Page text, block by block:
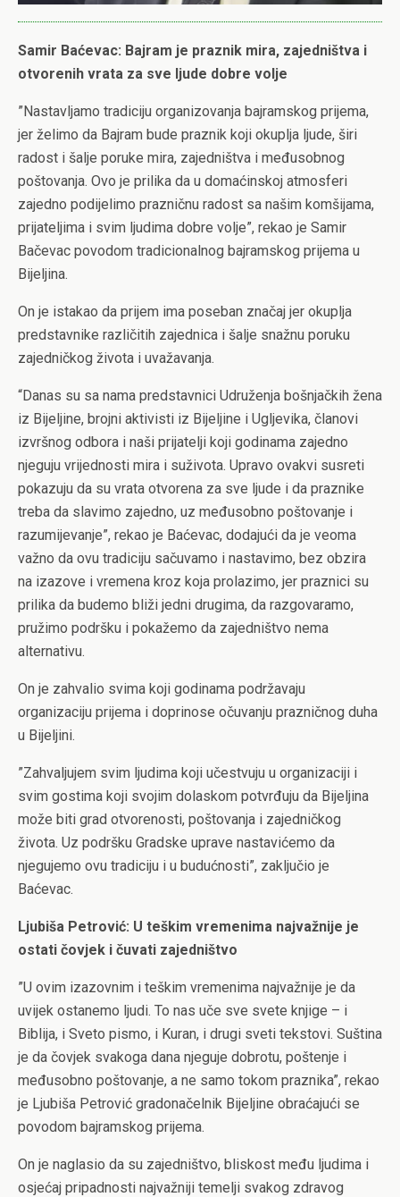
Samir Baćevac: Bajram je praznik mira, zajedništva i
otvorenih vrata za sve ljude dobre volje
”Nastavljamo tradiciju organizovanja bajramskog prijema,
jer želimo da Bajram bude praznik koji okuplja ljude, širi
radost i šalje poruke mira, zajedništva i međusobnog
poštovanja. Ovo je prilika da u domaćinskoj atmosferi
zajedno podijelimo prazničnu radost sa našim komšijama,
prijateljima i svim ljudima dobre volje”, rekao je Samir
Bačevac povodom tradicionalnog bajramskog prijema u
Bijeljina.
On je istakao da prijem ima poseban značaj jer okuplja
predstavnike različitih zajednica i šalje snažnu poruku
zajedničkog života i uvažavanja.
“Danas su sa nama predstavnici Udruženja bošnjačkih žena
iz Bijeljine, brojni aktivisti iz Bijeljine i Ugljevika, članovi
izvršnog odbora i naši prijatelji koji godinama zajedno
njeguju vrijednosti mira i suživota. Upravo ovakvi susreti
pokazuju da su vrata otvorena za sve ljude i da praznike
treba da slavimo zajedno, uz međusobno poštovanje i
razumijevanje”, rekao je Baćevac, dodajući da je veoma
važno da ovu tradiciju sačuvamo i nastavimo, bez obzira
na izazove i vremena kroz koja prolazimo, jer praznici su
prilika da budemo bliži jedni drugima, da razgovaramo,
pružimo podršku i pokažemo da zajedništvo nema
alternativu.
On je zahvalio svima koji godinama podržavaju
organizaciju prijema i doprinose očuvanju prazničnog duha
u Bijeljini.
”Zahvaljujem svim ljudima koji učestvuju u organizaciji i
svim gostima koji svojim dolaskom potvrđuju da Bijeljina
može biti grad otvorenosti, poštovanja i zajedničkog
života. Uz podršku Gradske uprave nastavićemo da
njegujemo ovu tradiciju i u budućnosti”, zaključio je
Baćevac.
Ljubiša Petrović: U teškim vremenima najvažnije je
ostati čovjek i čuvati zajedništvo
”U ovim izazovnim i teškim vremenima najvažnije je da
uvijek ostanemo ljudi. To nas uče sve svete knjige – i
Biblija, i Sveto pismo, i Kuran, i drugi sveti tekstovi. Suština
je da čovjek svakoga dana njeguje dobrotu, poštenje i
međusobno poštovanje, a ne samo tokom praznika”, rekao
je Ljubiša Petrović gradonačelnik Bijeljine obraćajući se
povodom bajramskog prijema.
On je naglasio da su zajedništvo, bliskost među ljudima i
osjećaj pripadnosti najvažniji temelji svakog zdravog